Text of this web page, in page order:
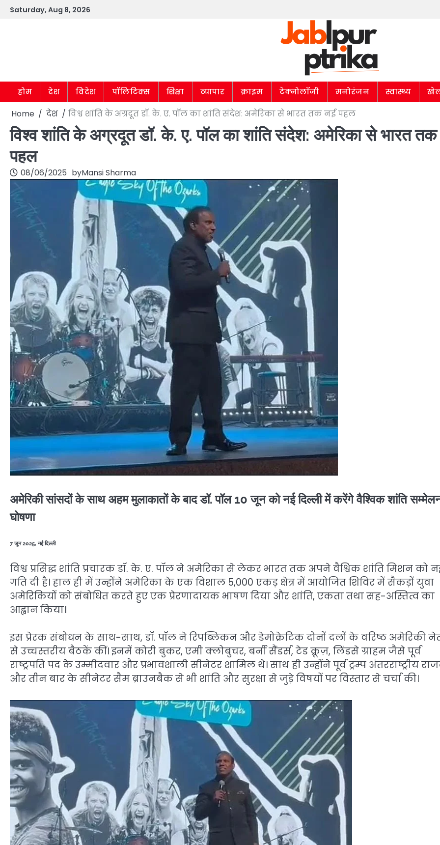
SkipSaturday, Aug 8, 2026
होम देश विदेश पॉलिटिक्स शिक्षा व्यापार क्राइम टेक्नोलॉजी मनोरंजन स्वास्थ्य
Home देश विश्व शांति के अग्रदूत डॉ. के. ए. पॉल का शांति संदेश: अमेरिका से भारत तक नई पहल
विश्व शांति के अग्रदूत डॉ. के. ए. पॉल का शांति संदेश: अमेरिका से भारत
पहल
08/06/2025 byMansi Sharma
अमेरिकी सांसदों के साथ अहम मुलाकातों के बाद डॉ. पॉल 10 जून को नई दिल्ली में करेंगे वैश्विक शांति
घोषणा
7 जून 2025, नई दिल्ली
विश्व प्रसिद्ध शांति प्रचारक डॉ. के. ए. पॉल ने अमेरिका से लेकर भारत तक अपने वैश्विक शांति मिशन को
गति दी है। हाल ही में उन्होंने अमेरिका के एक विशाल 5,000 एकड़ क्षेत्र में आयोजित शिविर में सैकड़ों युवा
अमेरिकियों को संबोधित करते हुए एक प्रेरणादायक भाषण दिया और शांति, एकता तथा सह-अस्तित्व का
आह्वान किया।
इस प्रेरक संबोधन के साथ-साथ, डॉ. पॉल ने रिपब्लिकन और डेमोक्रेटिक दोनों दलों के वरिष्ठ अमेरिकी
से उच्चस्तरीय बैठकें कीं। इनमें कोरी बुकर, एमी क्लोबुचर, बर्नी सैंडर्स, टेड क्रूज़, लिंडसे ग्राहम जैसे पूर्व
राष्ट्रपति पद के उम्मीदवार और प्रभावशाली सीनेटर शामिल थे। साथ ही उन्होंने पूर्व ट्रम्प अंतरराष्ट्रीय
और तीन बार के सीनेटर सैम ब्राउनबैक से भी शांति और सुरक्षा से जुड़े विषयों पर विस्तार से चर्चा की।